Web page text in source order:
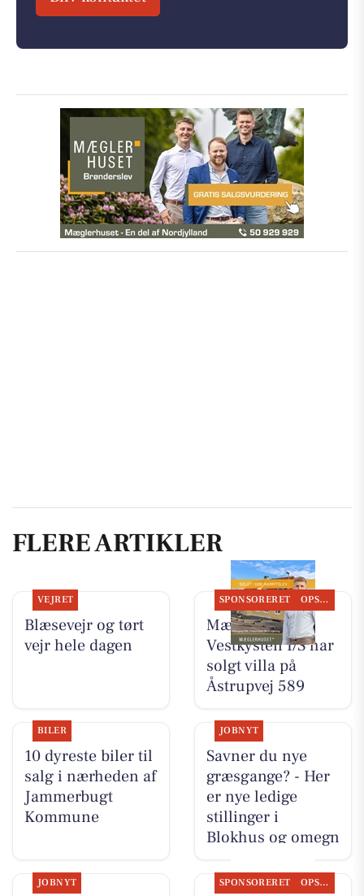
FLERE ARTIKLER
VEJRET
Blæsevejr og tørt
vejr hele dagen
SPONSORERET OPSLAGSTAVLEN
Mæglerhuset
Vestkysten I/S har
solgt villa på
Åstrupvej 589
BILER
10 dyreste biler til
salg i nærheden af
Jammerbugt
Kommune
JOBNYT
Savner du nye
græsgange? - Her
er nye ledige
stillinger i
Blokhus og omegn
JOBNYT SPONSORERET OPSLAGSTAVLEN